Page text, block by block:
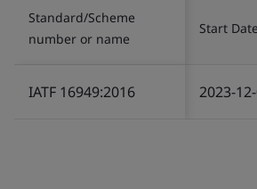
Standard/Scheme
number or name
Start Date
IATF 16949:2016 2023-